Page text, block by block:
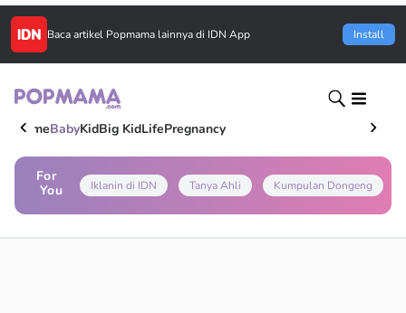
Baca artikel Popmama lainnya di IDN App Install
HomeBabyKidBig KidLifePregnancy
For
You
Iklanin di IDN Tanya Ahli Kumpulan Dongeng